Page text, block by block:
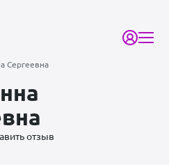
Сергеевна
отзыв